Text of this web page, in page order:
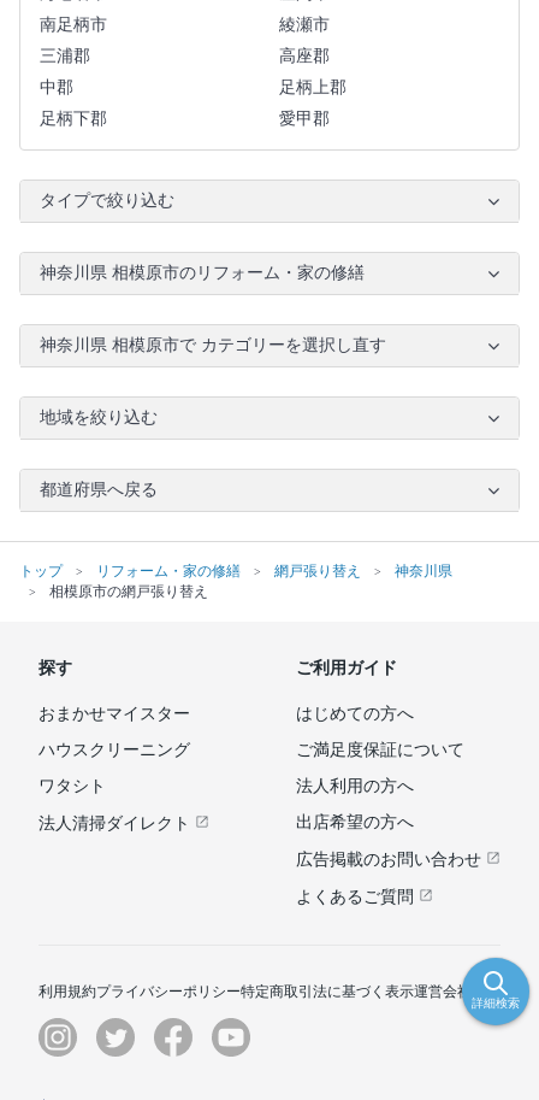
南足柄市
綾瀬市
三浦郡
高座郡
中郡
足柄上郡
足柄下郡
愛甲郡
タイプで絞り込む
神奈川県 相模原市のリフォーム・家の修繕
神奈川県 相模原市で カテゴリーを選択し直す
地域を絞り込む
都道府県へ戻る
トップ リフォーム・家の修繕 網戸張り替え
神奈川県
相模原市の網戸張り替え
詳細検索
探す
おまかせマイスター
ハウスクリーニング
ワタシト
法人清掃ダイレクト
ご利用ガイド
はじめての方へ
ご満足度保証について
法人利用の方へ
出店希望の方へ
広告掲載のお問い合わせ
よくあるご質問
利用規約プライバシーポリシー特定商取引法に基づく表示運営会社